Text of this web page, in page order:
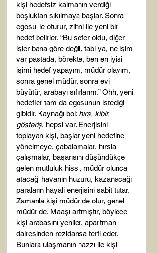
kişi hedefsiz kalmanın verdiği
boşluktan sıkılmaya başlar. Sonra
egosu ile oturur, zihni ile yeni bir
hedef belirler. “Bu sefer oldu, diğer
işler bana göre değil, tabi ya, ne işim
var pastada, börekte, ben en iyisi
işimi hedef yapayım, müdür olayım,
sonra genel müdür, sonra evi
büyütür, arabayı sıfırlarım.” Ohh, yeni
hedefler tam da egosunun istediği
gibidir. Kaynağı bol; hırs, kibir,
gösteriş, hepsi var. Enerjisini
toplayan kişi, başlar yeni hedefine
yönelmeye, çabalamalar, hırsla
çalışmalar, başarısını düşündükçe
gelen mutluluk hissi, müdür olunca
atacağı havanın huzuru, kazanacağı
paraların hayali enerjisini sabit tutar.
Zamanla kişi müdür de olur, genel
müdür de. Maaşı artmıştır, böylece
kişi arabasını yeniler, apartman
dairesinden rezidansa terfi eder.
Bunlara ulaşmanın hazzı ile kişi